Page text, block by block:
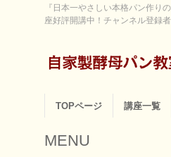
『日本一やさしい本格パン作
座好評開講中！チャンネル登録
TOPページ 講座一覧
MENU